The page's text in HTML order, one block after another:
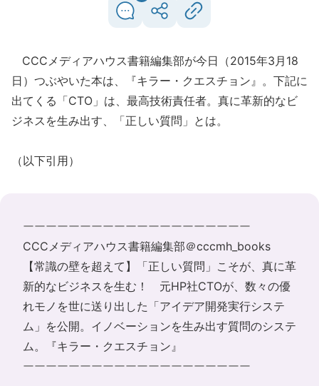
CCCメディアハウス書籍編集部が今日（2015年3月18
日）つぶやいた本は、『キラー・クエスチョン』。下記に
出てくる「CTO」は、最高技術責任者。真に革新的なビ
ジネスを生み出す、「正しい質問」とは。
（以下引用）
ーーーーーーーーーーーーーーーーーーーー
CCCメディアハウス書籍編集部‏＠cccmh_books
【常識の壁を超えて】「正しい質問」こそが、真に革
新的なビジネスを生む！ 元HP社CTOが、数々の優
れモノを世に送り出した「アイデア開発実行システ
ム」を公開。イノベーションを生み出す質問のシステ
ム。『キラー・クエスチョン』
ーーーーーーーーーーーーーーーーーーーー